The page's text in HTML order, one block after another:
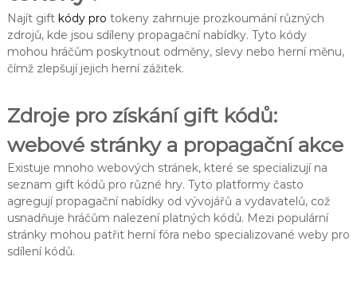
Najít gift kódy pro tokeny zahrnuje prozkoumání různých
zdrojů, kde jsou sdíleny propagační nabídky. Tyto kódy
mohou hráčům poskytnout odměny, slevy nebo herní měnu,
čímž zlepšují jejich herní zážitek.
Zdroje pro získání gift kódů:
webové stránky a propagační akce
Existuje mnoho webových stránek, které se specializují na
seznam gift kódů pro různé hry. Tyto platformy často
agregují propagační nabídky od vývojářů a vydavatelů, což
usnadňuje hráčům nalezení platných kódů. Mezi populární
stránky mohou patřit herní fóra nebo specializované weby pro
sdílení kódů.